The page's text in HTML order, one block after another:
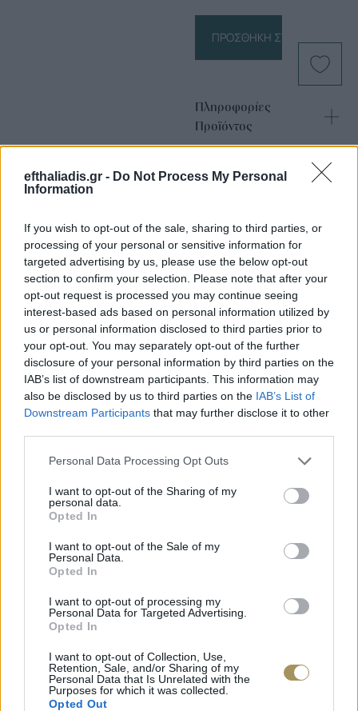
efthaliadis.gr - Do Not Process My Personal
Information
If you wish to opt-out of the sale, sharing to third parties, or
processing of your personal or sensitive information for
targeted advertising by us, please use the below opt-out
section to confirm your selection. Please note that after your
opt-out request is processed you may continue seeing
interest-based ads based on personal information utilized by
us or personal information disclosed to third parties prior to
your opt-out. You may separately opt-out of the further
disclosure of your personal information by third parties on the
IAB’s list of downstream participants. This information may
also be disclosed by us to third parties on the IAB’s List of
Downstream Participants that may further disclose it to other
Personal Data Processing Opt Outs
I want to opt-out of the Sharing of my
personal data.
Opted In
I want to opt-out of the Sale of my
Personal Data.
Opted In
I want to opt-out of processing my
Personal Data for Targeted Advertising.
Opted In
I want to opt-out of Collection, Use,
Retention, Sale, and/or Sharing of my
Personal Data that Is Unrelated with the
Purposes for which it was collected.
Opted Out
ΠΡΟΣΘΉΚΗ ΣΤΟ ΚΑΛΆΘΙ
Πληροφορίες
Προϊόντος
Επιλογές Που Ταιριάζουν
Ανακαλύψτε τα κοσμήματα που αγαπήθηκαν περισσότερο!
Εδώ θα βρείτε τις κορυφαίες επιλογές που ξεχωρίζουν για
το μοναδικό τους στυλ και την εξαιρετική τους ποιότητα.
ΑΝΟΞΕΊΔΩΤΟ ΑΤΣΆΛΙ -10%
134€